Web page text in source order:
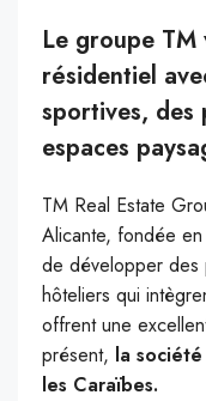
Le groupe
résidentiel
sportives, des
espaces
TM Real Estate
Alicante, fondée
de développer des
hôteliers qui
offrent une
présent, la
les Caraïbes.